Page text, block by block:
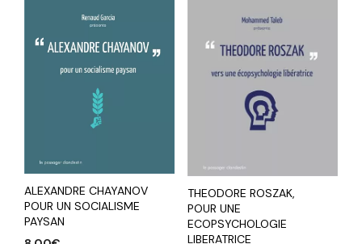
ALEXANDRE CHAYANOV
POUR UN SOCIALISME
PAYSAN
THEODORE ROSZAK,
POUR UNE
ECOPSYCHOLOGIE
LIBERATRICE